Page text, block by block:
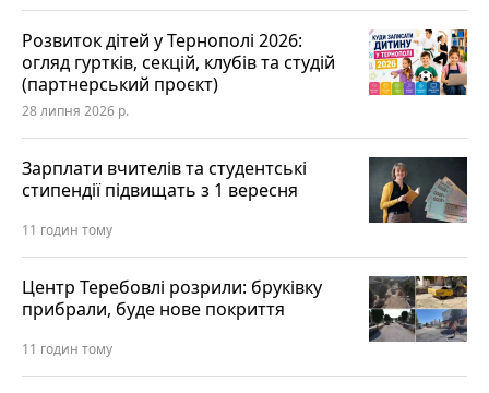
Розвиток дітей у Тернополі 2026:
огляд гуртків, секцій, клубів та студій
(партнерський проєкт)
28 липня 2026 р.
Зарплати вчителів та студентські
стипендії підвищать з 1 вересня
11 годин тому
Центр Теребовлі розрили: бруківку
прибрали, буде нове покриття
11 годин тому